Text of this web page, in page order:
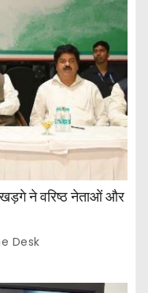
खड़गे ने वरिष्ठ नेताओं और
Desk